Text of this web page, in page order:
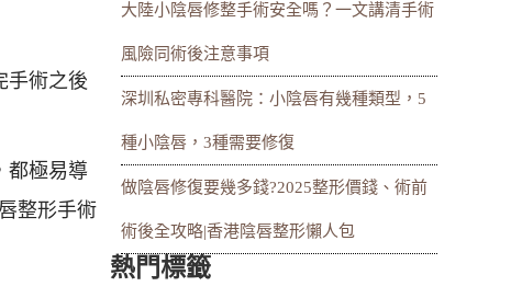
手術之後
都極易導
整形手術
大陸小陰唇修整手術安全嗎？一文講清手術
風險同術後注意事項
深圳私密專科醫院：小陰唇有幾種類型，5
種小陰唇，3種需要修復
做陰唇修復要幾多錢?2025整形價錢、術前
術後全攻略|香港陰唇整形懶人包
熱門標籤